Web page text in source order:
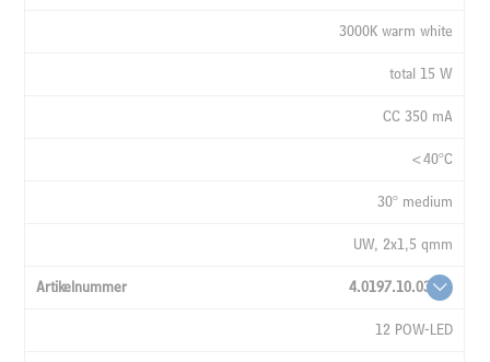
3000K warm white
total 15 W
CC 350 mA
<40°C
30° medium
UW, 2x1,5 qmm
4.0197.10.03
12 POW-LED